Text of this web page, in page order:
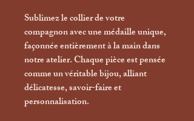
Sublimez le collier de votre
compagnon avec une médaille unique,
façonnéeentièrement à la maindans
notre atelier. Chaque pièce est pensée
comme un véritable bijou, alliant
délicatesse, savoir-faire et
personnalisation.